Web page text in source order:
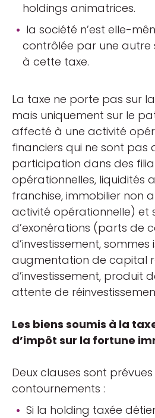
holdings animatrices.
la société n’est elle-
contrôlée par une autre
à cette taxe.
La taxe ne porte pas sur
mais uniquement sur le
affecté à une activité
financiers qui ne sont pas
participation dans des
opérationnelles, liquidités
franchise, immobilier non
activité opérationnelle) et
d’exonérations (parts de
d’investissement, sommes
augmentation de capital
d’investissement, produit
attente de
Les biens soumis à la
d’impôt sur la fortune
Deux clauses sont
contournements :
Si la holding taxée